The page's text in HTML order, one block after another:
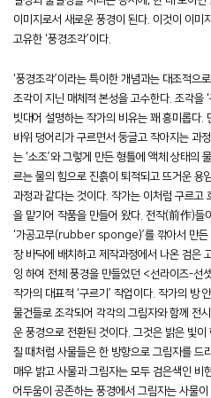
이미지로서 새로운 풍경이 된다. 이것이 이미
고유한 ‘풍경조각’이다.
‘풍경조각’이라는 특이한 개념과는 대조적으
조각이 지닌 매체적 본성을 고수한다. 조각을 ‘
빗대어 설명하는 작가의 비유는 꽤 흥미롭다.
바위 덩어리가 구르면서 둥글고 작아지는 과
는 ‘소조’와 그렇게 만든 형틀에 액체 상태의
르는 물의 힘으로 진흙이 퇴적되고 뜨거운 용
과정과 같다는 것이다. 작가는 이처럼 구르고
을 맡기어 작품을 만들어 왔다. 전작(前作)들
‘가공고무(rubber sponge)’를 깎아서 만든
장 바닥에 배치하고 제작과정에서 나온 검은
잉 하여 전체 풍경을 만들었던 <선라이즈
작가의 대표적 ‘구르기’ 작업이다. 작가의 방
물건들로 조각되어 각각의 그림자와 함께 전
운 풍경으로 전환된 것이다. 그것은 밝은 빛이
칠 때처럼 사물들은 한 방향으로 그림자를 드
매우 밝고 사물과 그림자는 모두 검은색인 비
어두움이 공존하는 풍경에서 그림자는 사물